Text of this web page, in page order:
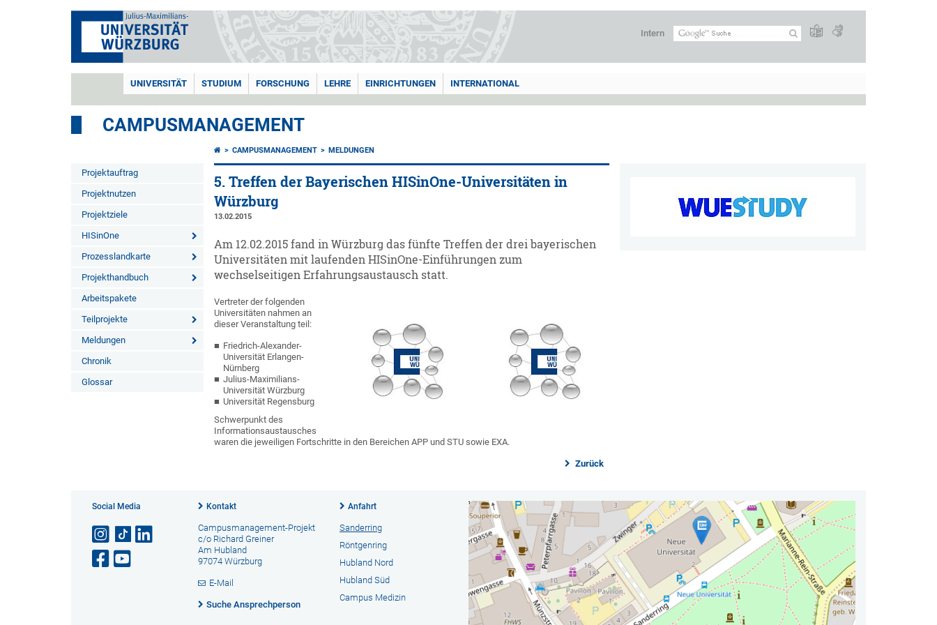
Intern
UNIVERSITÄT STUDIUM FORSCHUNG LEHRE EINRICHTUNGEN INTERNATIONAL
CAMPUSMANAGEMENT
Projektauftrag
Projektnutzen
Projektziele
HISinOne
Prozesslandkarte
Projekthandbuch
Arbeitspakete
Teilprojekte
Meldungen
Chronik
Glossar
CAMPUSMANAGEMENT MELDUNGEN
5. Treffen der Bayerischen HISinOne-Universitäten in
Würzburg
13.02.2015
Am 12.02.2015 fand in Würzburg das fünfte Treffen der drei bayerischen
Universitäten mit laufenden HISinOne-Einführungen zum
wechselseitigen Erfahrungsaustausch statt.
Vertreter der folgenden
Universitäten nahmen an
dieser Veranstaltung teil:
Friedrich-Alexander-
Universität Erlangen-
Nürnberg
Julius-Maximilians-
Universität Würzburg
Universität Regensburg
Schwerpunkt des
Informationsaustausches
waren die jeweiligen Fortschritte in den Bereichen APP und STU sowie EXA.
Zurück
Social Media Kontakt
Campusmanagement-Projekt
c/o Richard Greiner
Am Hubland
97074 Würzburg
E-Mail
Suche Ansprechperson
Anfahrt
Sanderring
Röntgenring
Hubland Nord
Hubland Süd
Campus Medizin